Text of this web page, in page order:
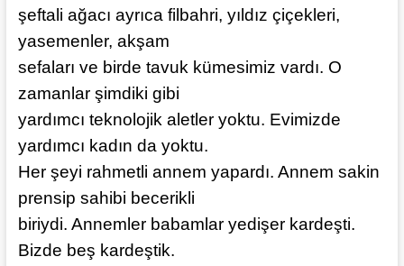
şeftali ağacı ayrıca filbahri, yıldız çiçekleri,
yasemenler, akşam
sefaları ve birde tavuk kümesimiz vardı. O
zamanlar şimdiki gibi
yardımcı teknolojik aletler yoktu. Evimizde
yardımcı kadın da yoktu.
Her şeyi rahmetli annem yapardı. Annem sakin
prensip sahibi becerikli
biriydi. Annemler babamlar yedişer kardeşti.
Bizde beş kardeştik.